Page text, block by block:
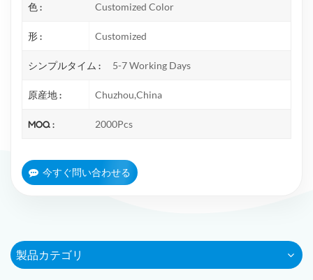
色 : Customized Color
形 : Customized
シンプルタイム : 5-7 Working Days
原産地 : Chuzhou,China
MOQ : 2000Pcs
今すぐ問い合わせる
製品カテゴリ